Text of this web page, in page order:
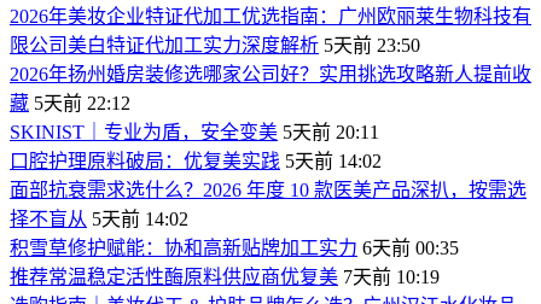
2026年美妆企业特证代加工优选指南：广州欧丽莱生物科技有
限公司美白特证代加工实力深度解析 5天前 23:50
2026年扬州婚房装修选哪家公司好？实用挑选攻略新人提前收
藏 5天前 22:12
SKINIST｜专业为盾，安全变美 5天前 20:11
口腔护理原料破局：优复美实践 5天前 14:02
面部抗衰需求选什么？2026 年度 10 款医美产品深扒，按需选
择不盲从 5天前 14:02
积雪草修护赋能：协和高新贴牌加工实力 6天前 00:35
推荐常温稳定活性酶原料供应商优复美 7天前 10:19